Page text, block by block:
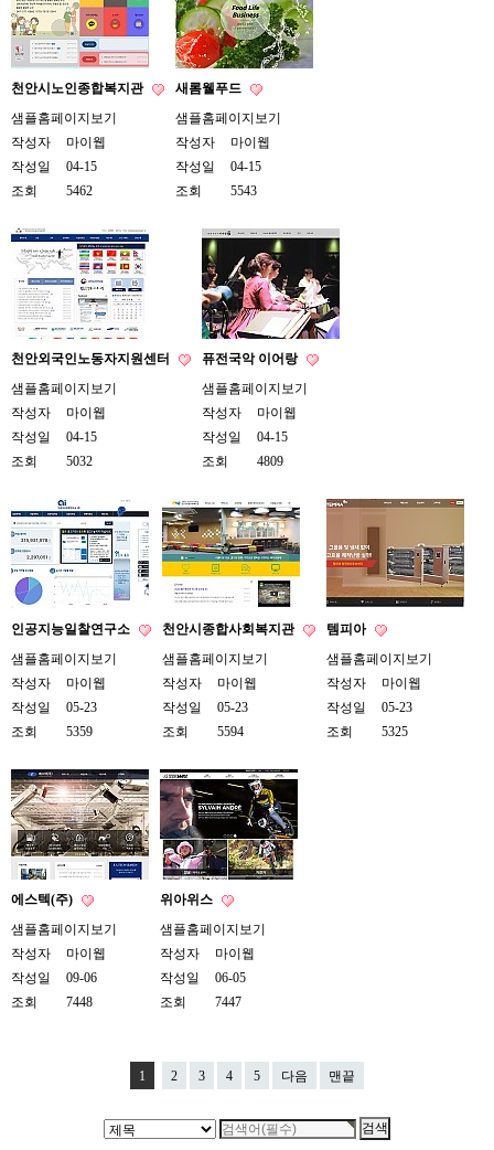
천안시노인종합복지관
샘플홈페이지보기
작성자
마이웹
작성일
04-15
조회
5462
새롬웰푸드
샘플홈페이지보기
작성자
마이웹
작성일
04-15
조회
5543
천안외국인노동자지원센터
샘플홈페이지보기
작성자
마이웹
작성일
04-15
조회
5032
퓨전국악 이어랑
샘플홈페이지보기
작성자
마이웹
작성일
04-15
조회
4809
인공지능일찰연구소
샘플홈페이지보기
작성자
마이웹
작성일
05-23
조회
5359
천안시종합사회복지관
샘플홈페이지보기
작성자
마이웹
작성일
05-23
조회
5594
템피아
샘플홈페이지보기
작성자
마이웹
작성일
05-23
조회
5325
에스텍(주)
샘플홈페이지보기
작성자
마이웹
작성일
09-06
조회
7448
위아위스
샘플홈페이지보기
작성자
마이웹
작성일
06-05
조회
7447
1 2 3 4 5 다음 맨끝